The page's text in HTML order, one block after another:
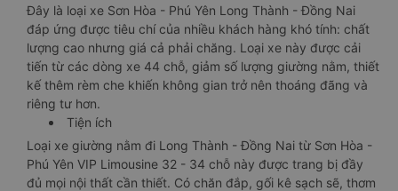
Đây là loại xe Sơn Hòa - Phú Yên Long Thành - Đồng Nai
đáp ứng được tiêu chí của nhiều khách hàng khó tính: chất
lượng cao nhưng giá cả phải chăng. Loại xe này được cải
tiến từ các dòng xe 44 chỗ, giảm số lượng giường nằm, thiết
kế thêm rèm che khiến không gian trở nên thoáng đãng và
riêng tư hơn.
Tiện ích
Loại xe giường nằm đi Long Thành - Đồng Nai từ Sơn Hòa -
Phú Yên VIP Limousine 32 - 34 chỗ này được trang bị đầy
đủ mọi nội thất cần thiết. Có chăn đắp, gối kê sạch sẽ, thơm